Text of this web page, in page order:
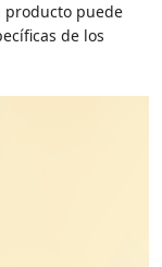
producto puede
de los